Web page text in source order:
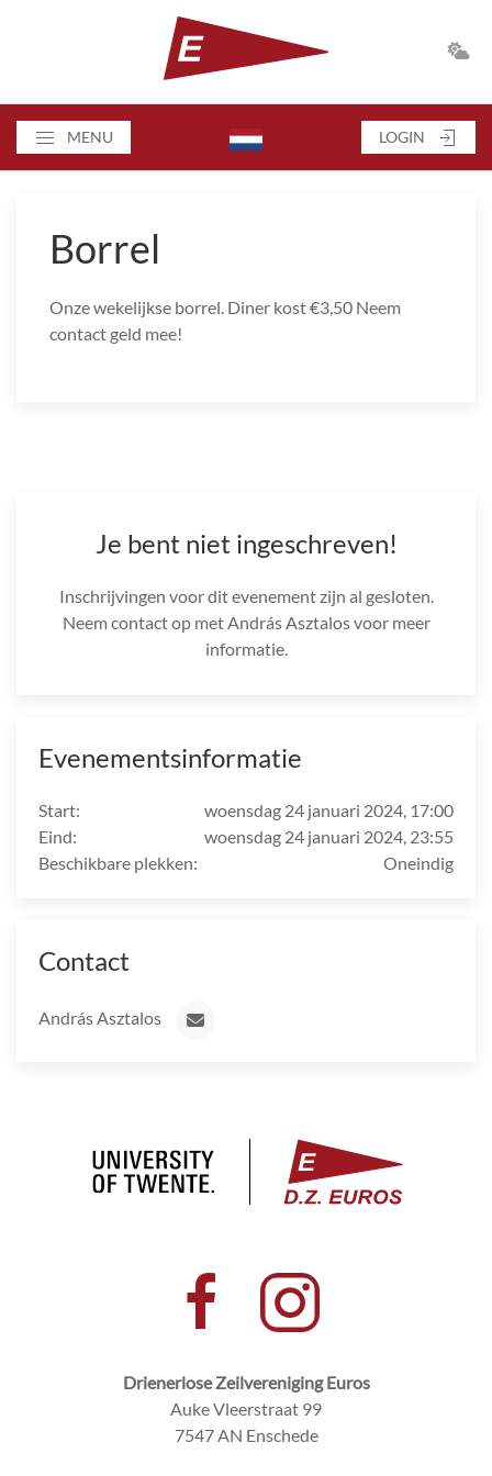
MENU LOGIN
Borrel
Onze wekelijkse borrel. Diner kost €3,50 Neem
contact geld mee!
Je bent niet ingeschreven!
Inschrijvingen voor dit evenement zijn al gesloten.
Neem contact op met András Asztalos voor meer
informatie.
Evenementsinformatie
Start:
woensdag 24 januari 2024, 17:00
Eind:
woensdag 24 januari 2024, 23:55
Beschikbare plekken:
Oneindig
Contact
András Asztalos
Drienerlose Zeilvereniging Euros
Auke Vleerstraat 99
7547 AN Enschede